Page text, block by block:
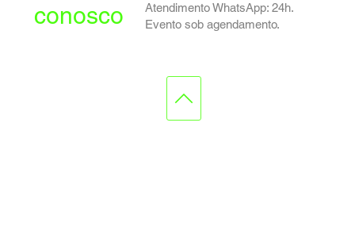
conosco
Atendimento WhatsApp: 24h.
Evento sob agendamento.